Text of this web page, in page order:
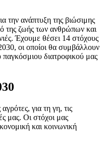
την ανάπτυξη της βιώσιμης
της ζωής των ανθρώπων και
Έχουμε θέσει 14 στόχους
οι οποίοι θα συμβάλλουν
παγκόσμιου διατροφικού μας
για τη γη, τις
μας. Οι στόχοι μας
και κοινωνική